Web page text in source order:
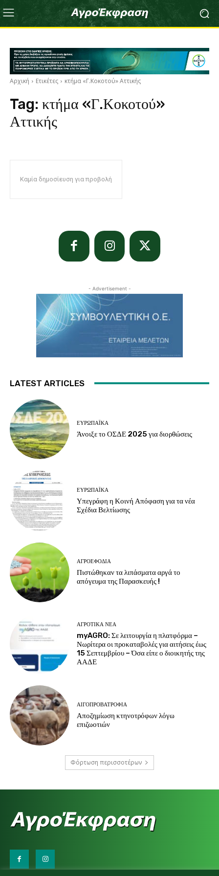
Αρχική Ετικέτες κτήμα «Γ.Κοκοτού» Αττικής
Tag: κτήμα «Γ.Κοκοτού»
Αττικής
Καμία δημοσίευση για προβολή
- Advertisement -
LATEST ARTICLES
ΕΥΡΩΠΑΪΚΆ
Άνοιξε το ΟΣΔΕ 2025 για διορθώσεις
ΕΥΡΩΠΑΪΚΆ
Υπεγράφη η Κοινή Απόφαση για τα νέα
Σχέδια Βελτίωσης
ΑΓΡΟΕΦΌΔΙΑ
Πιστώθηκαν τα λιπάσματα αργά το
απόγευμα της Παρασκευής !
ΑΓΡΟΤΙΚΆ ΝΈΑ
myAGRO: Σε λειτουργία η πλατφόρμα –
Νωρίτερα οι προκαταβολές για αιτήσεις έως
15 Σεπτεμβρίου – Όσα είπε ο διοικητής της
ΑΑΔΕ
ΑΙΓΟΠΡΟΒΑΤΡΟΦΊΑ
Αποζημίωση κτηνοτρόφων λόγω
επιζωοτιών
Φόρτωση περισσοτέρων